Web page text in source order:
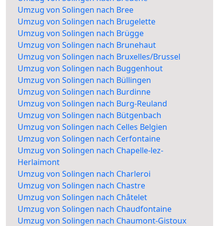
Umzug von Solingen nach Bree
Umzug von Solingen nach Brugelette
Umzug von Solingen nach Brügge
Umzug von Solingen nach Brunehaut
Umzug von Solingen nach Bruxelles/Brussel
Umzug von Solingen nach Buggenhout
Umzug von Solingen nach Büllingen
Umzug von Solingen nach Burdinne
Umzug von Solingen nach Burg-Reuland
Umzug von Solingen nach Bütgenbach
Umzug von Solingen nach Celles Belgien
Umzug von Solingen nach Cerfontaine
Umzug von Solingen nach Chapelle-lez-
Herlaimont
Umzug von Solingen nach Charleroi
Umzug von Solingen nach Chastre
Umzug von Solingen nach Châtelet
Umzug von Solingen nach Chaudfontaine
Umzug von Solingen nach Chaumont-Gistoux